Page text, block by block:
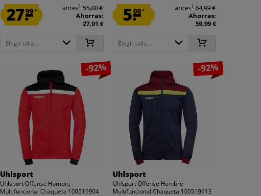
27.99* antes1 55,00 €
Ahorras:
27,01 €
Elegir talla...
5.00* antes1 64,99 €
Ahorras:
59,99 €
Elegir talla...
-92%
Uhlsport
Uhlsport Offense Hombre
Multifuncional Chaqueta 100519904
-92%
Uhlsport
Uhlsport Offense Hombre
Multifuncional Chaqueta 100519913